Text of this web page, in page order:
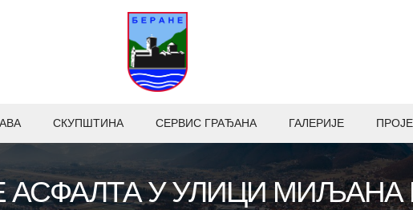
СКУПШТИНА СЕРВИС ГРАЂАНА ГАЛЕРИЈЕ
У УЛИЦИ МИЉАНА